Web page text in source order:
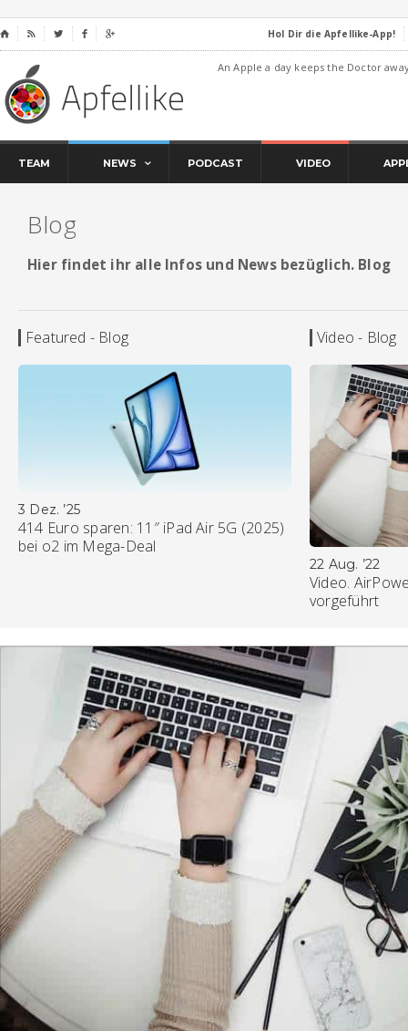
⌂     Hol Dir die Apfellike-App!
An Apple a day keeps the Doctor
TEAM NEWS PODCAST VIDEO
Blog
Hier findet ihr alle Infos und News bezüglich. Blog
Featured - Blog
3 Dez. ’25
414 Euro sparen: 11″ iPad Air 5G (2025)
bei o2 im Mega-Deal
Video - Blog
22 Aug. ’22
Video.
vorgeführt